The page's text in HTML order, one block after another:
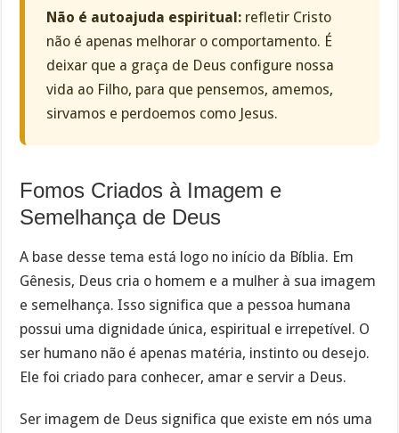
Não é autoajuda espiritual: refletir Cristo
não é apenas melhorar o comportamento. É
deixar que a graça de Deus configure nossa
vida ao Filho, para que pensemos, amemos,
sirvamos e perdoemos como Jesus.
Fomos Criados à Imagem e
Semelhança de Deus
A base desse tema está logo no início da Bíblia. Em
Gênesis, Deus cria o homem e a mulher à sua imagem
e semelhança. Isso significa que a pessoa humana
possui uma dignidade única, espiritual e irrepetível. O
ser humano não é apenas matéria, instinto ou desejo.
Ele foi criado para conhecer, amar e servir a Deus.
Ser imagem de Deus significa que existe em nós uma